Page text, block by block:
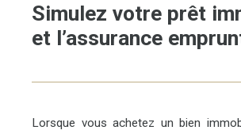
Simulez votre prêt
et l’assurance
Lorsque vous achetez un bien